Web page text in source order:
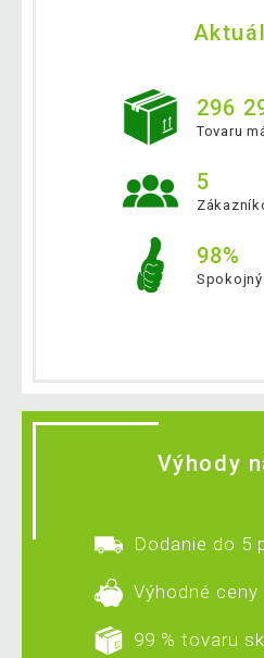
296
Tovaru
5
98%
Výhody
Dodanie do 5
Výhodné ceny
99 % tovaru